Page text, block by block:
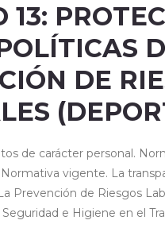
13:
DE
de carácter personal.
vigente. La
Prevención de Riesgos
e Higiene en el